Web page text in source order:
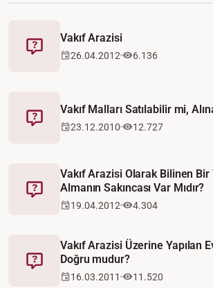
Fetva
Vakıf Arazisi
26.04.2012 6.136
Fetva
Vakıf Malları Satılabilir mi,
23.12.2010 12.727
Fetva
Vakıf Arazisi Olarak Bilinen Bir
Almanın Sakıncası Var Mıdır?
19.04.2012 4.304
Fetva
Vakıf Arazisi Üzerine Yapılan
Doğru mudur?
16.03.2011 11.520